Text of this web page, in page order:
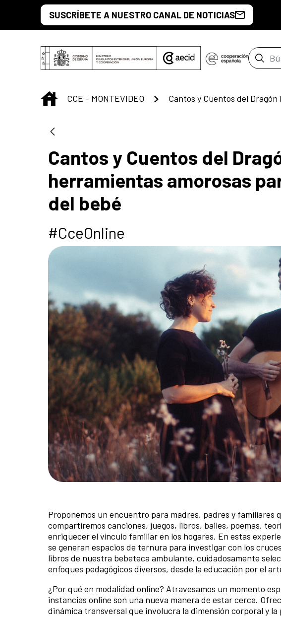
Saltar al contenido principal
SUSCRÍBETE A NUESTRO CANAL DE NOTICIAS
Barra
INICIO
CCE - MONTEVIDEO
Cantos y Cuentos del
herramientas amorosas
del bebé
#CceOnline
Proponemos un encuentro para madres, padres y familiares
compartiremos canciones, juegos, libros, bailes, poemas,
enriquecer el vínculo familiar en los hogares. En estas
se generan espacios de ternura para investigar con los
libros de nuestra bebeteca ambulante, cuidadosamente
enfoques pedagógicos diversos, desde la educación por el
¿Por qué en modalidad online? Atravesamos un momento
instancias online son una nueva manera de estar cerca.
dinámica transversal que involucra la dimensión corporal y